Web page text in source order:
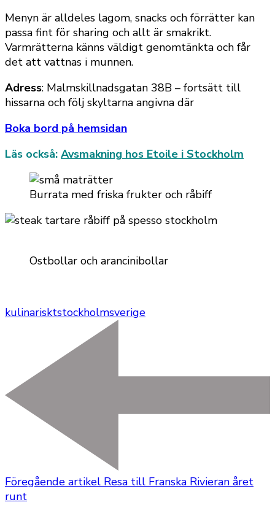
Menyn är alldeles lagom, snacks och förrätter kan
passa fint för sharing och allt är smakrikt.
Varmrätterna känns väldigt genomtänkta och får
det att vattnas i munnen.
Adress: Malmskillnadsgatan 38B – fortsätt till
hissarna och följ skyltarna angivna där
Boka bord på hemsidan
Läs också: Avsmakning hos Etoile i Stockholm
Burrata med friska frukter och råbiff
Ostbollar och arancinibollar
kulinarisktstockholmsverige
Föregående artikel Resa till Franska Rivieran året
runt